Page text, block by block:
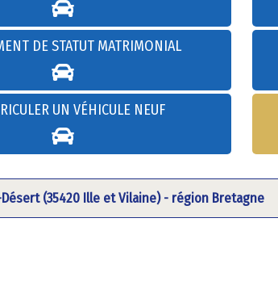
DE STATUT MATRIMONIAL
UN VÉHICULE NEUF
(35420 Ille et Vilaine) - région Bretagne